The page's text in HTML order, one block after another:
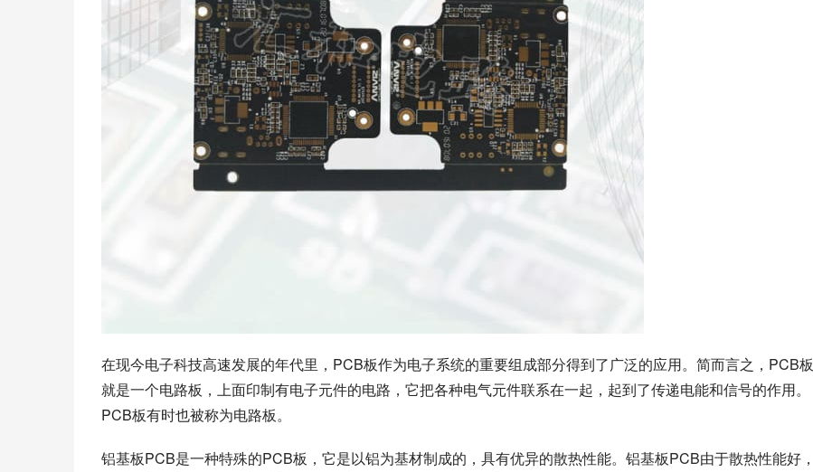
在现今电子科技高速发展的年代里，PCB板作为电子系统的重要组成部分得到了广泛的应用。简而言之，PCB板
就是一个电路板，上面印制有电子元件的电路，它把各种电气元件联系在一起，起到了传递电能和信号的作用。
PCB板有时也被称为电路板。
铝基板PCB是一种特殊的PCB板，它是以铝为基材制成的，具有优异的散热性能。铝基板PCB由于散热性能好，